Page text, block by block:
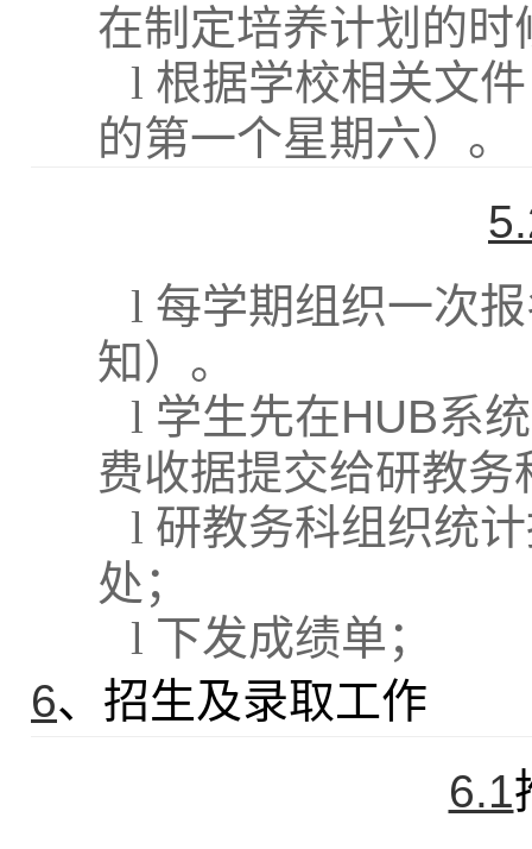
在制定培养计划的
l 根据学校相关文
的第一个星期六）。
l 每学期组织一次
知）。
l 学生先在HUB系
费收据提交给研教务
l 研教务科组织统
处；
l 下发成绩单；
6、招生及录取工作
6.1